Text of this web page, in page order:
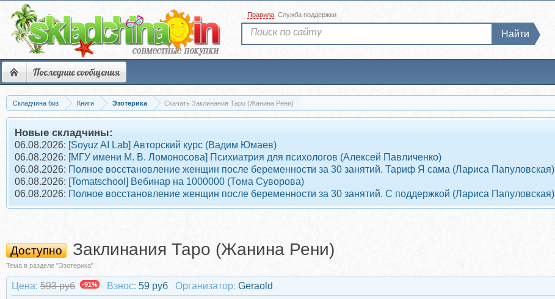
Последние сообщения
Правила Служба поддержки
Найти
Складчина биз Книги Эзотерика Скачать Заклинания Таро (Жанина Рени)
Новые складчины:
06.08.2026: [Soyuz AI Lab] Авторский курс (Вадим Юмаев)
06.08.2026: [МГУ имени М. В. Ломоносова] Психиатрия для психологов (Алексей Павличенко)
06.08.2026: Полное восстановление женщин после беременности за 30 занятий. Тариф Я сама (Лариса Папуловская)
06.08.2026: [Tomatschool] Вебинар на 1000000 (Тома Суворова)
06.08.2026: Полное восстановление женщин после беременности за 30 занятий. С поддержкой (Лариса Папуловская)
Доступно Заклинания Таро (Жанина Рени)
Тема в разделе "Эзотерика"
Цена: 593 руб -91% Взнос: 59 руб Организатор: Geraold